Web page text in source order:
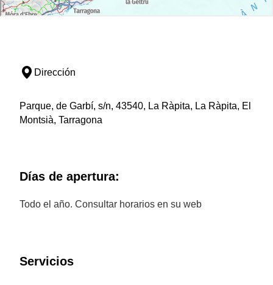
Dirección
Parque, de Garbí, s/n, 43540, La Ràpita, La Ràpita, El
Montsià, Tarragona
Días de apertura:
Todo el año. Consultar horarios en su web
Servicios